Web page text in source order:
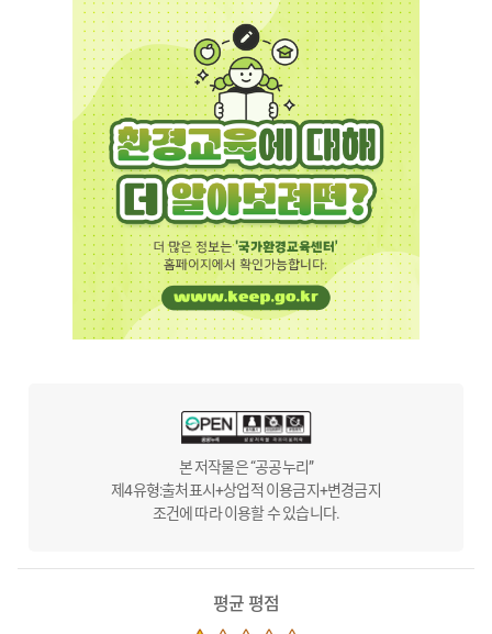
본 저작물은 “공공누리”
제4유형:출처표시+상업적 이용금지+변경금지
조건에 따라 이용할 수 있습니다.
평균 평점